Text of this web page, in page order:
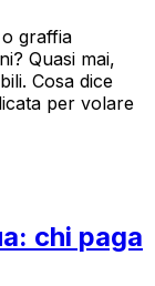
graffia
Quasi mai,
Cosa dice
per volare
chi paga